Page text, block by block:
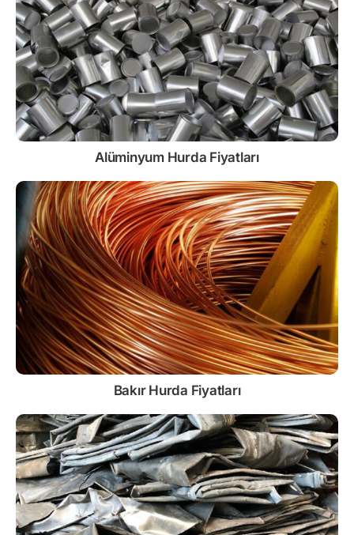
Alüminyum Hurda Fiyatları
Bakır Hurda Fiyatları